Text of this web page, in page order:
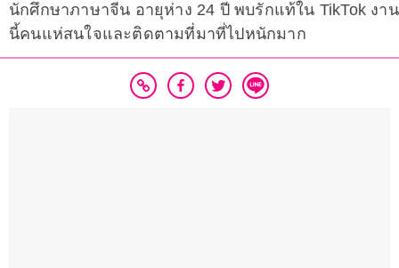
นักศึกษาภาษาจีน อายุห่าง 24 ปี พบรักแท้ใน TikTok งาน
นี้คนแห่สนใจและติดตามที่มาที่ไปหนักมาก